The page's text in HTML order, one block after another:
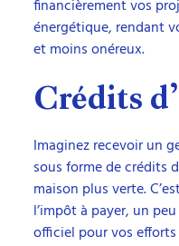
financièrement vos
énergétique, rendant
et moins onéreux.
Crédits
Imaginez recevoir un
sous forme de crédits
maison plus verte.
l’impôt à payer, un
officiel pour vos